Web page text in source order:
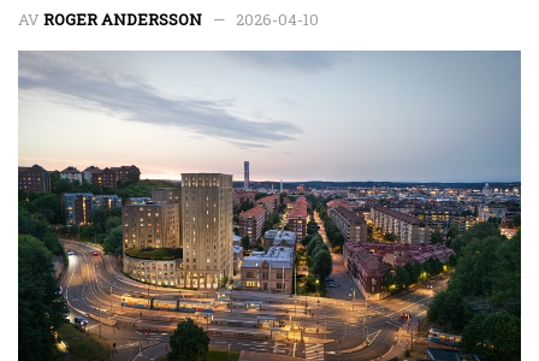
AV ROGER ANDERSSON 2026-04-10